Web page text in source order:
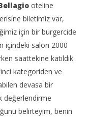
oteline
biletimiz var,
için bir burgercide
içindeki salon 2000
saattekine katıldık
kategoriden ve
devasa bir
değerlendirme
belirteyim, benin